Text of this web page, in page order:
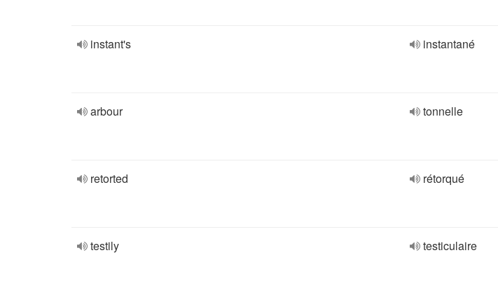
instant's instantané
arbour tonnelle
retorted rétorqué
testily testiculaire